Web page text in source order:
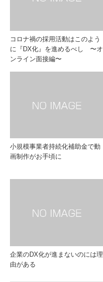
コロナ禍の採用活動はこのよう
に『DX化』を進めるべし 〜オ
ンライン面接編〜
小規模事業者持続化補助金で動
画制作がお手頃に
企業のDX化が進まないのには理
由がある